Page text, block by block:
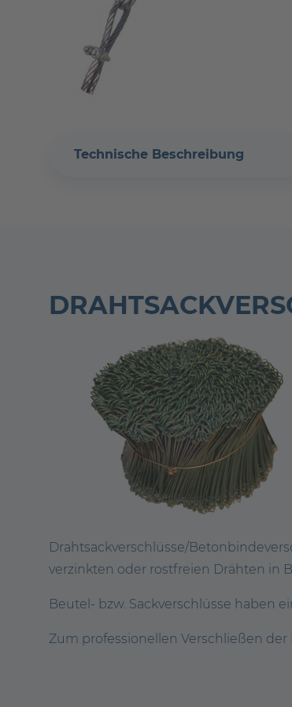
Technische Beschreibung
Drahtsackverschlüsse/
verzinkten oder rostfreien Drähten in
Beutel- bzw. Sackverschlüsse haben
Zum professionellen Verschließen